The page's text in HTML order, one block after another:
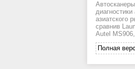
азиатского
сравнив
Autel
Полная